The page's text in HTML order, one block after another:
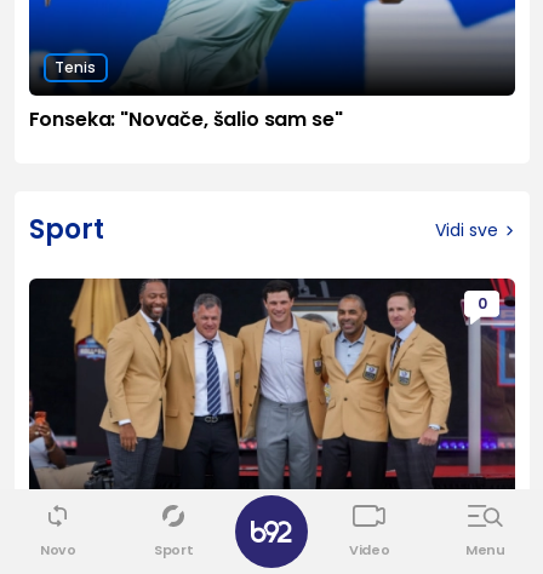
Tenis
Fonseka: "Novače, šalio sam se"
Sport Vidi sve
0
Američki fudbal
Novo Sport Video Menu
✕